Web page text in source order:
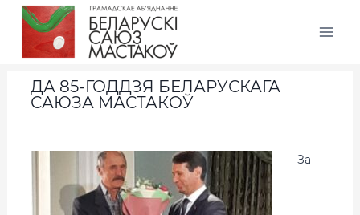
ДА 85-ГОДДЗЯ БЕЛАРУСКАГА
САЮЗА МАСТАКОЎ
За